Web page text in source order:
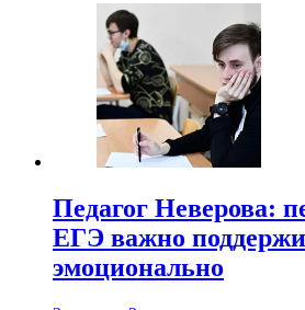
Педагог Неверова:
ЕГЭ важно
эмоционально